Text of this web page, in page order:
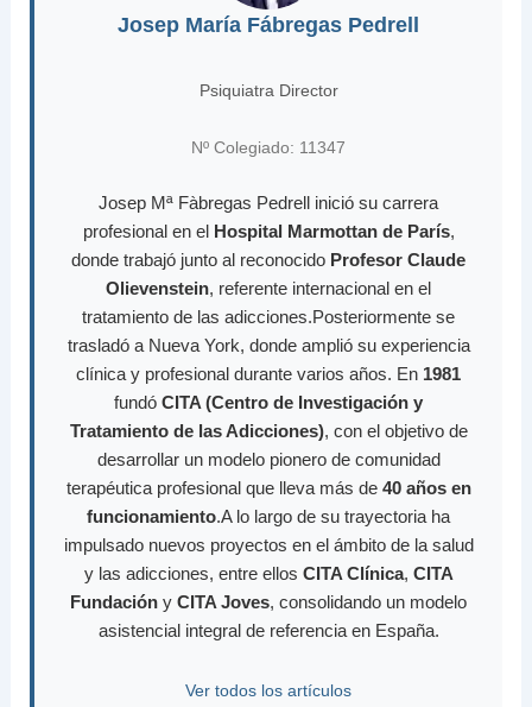
Josep María Fábregas Pedrell
Psiquiatra Director
Nº Colegiado: 11347
Josep Mª Fàbregas Pedrell inició su carrera
profesional en el Hospital Marmottan de París,
donde trabajó junto al reconocido Profesor Claude
Olievenstein, referente internacional en el
tratamiento de las adicciones.Posteriormente se
trasladó a Nueva York, donde amplió su experiencia
clínica y profesional durante varios años. En 1981
fundó CITA (Centro de Investigación y
Tratamiento de las Adicciones), con el objetivo de
desarrollar un modelo pionero de comunidad
terapéutica profesional que lleva más de 40 años en
funcionamiento.A lo largo de su trayectoria ha
impulsado nuevos proyectos en el ámbito de la salud
y las adicciones, entre ellos CITA Clínica, CITA
Fundación y CITA Joves, consolidando un modelo
asistencial integral de referencia en España.
Ver todos los artículos